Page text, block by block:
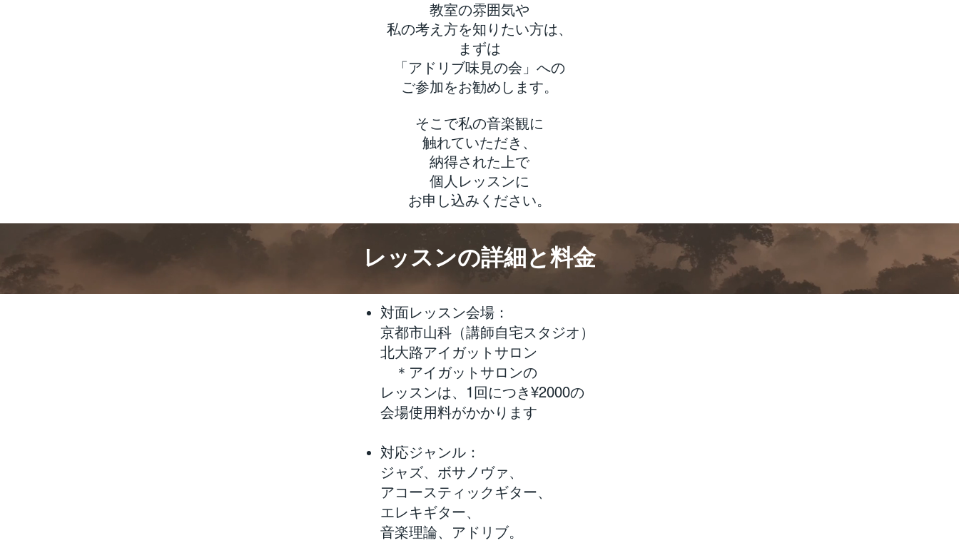
教室の雰囲気や
私の考え方を知りたい方は、
まずは
「アドリブ味見の会」への
ご参加をお勧めします。
そこで私の音楽観に
触れていただき、
納得された上で
個人レッスンに
お申し込みください。
レッスンの詳細と料金
対面レッスン会場：
京都市山科（講師自宅スタジオ）
北大路アイガットサロン
​ ＊アイガットサロンの
レッスンは、1回につき¥2000の
会場使用料がかかります
対応ジャンル：
ジャズ、ボサノヴァ、
アコースティックギター、
エレキギター、
音楽理論、アドリブ。